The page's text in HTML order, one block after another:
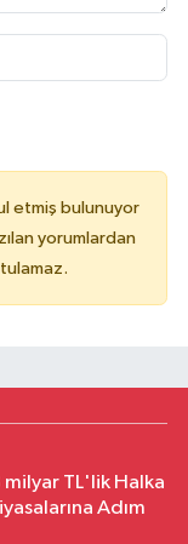
etmiş bulunuyor
yorumlardan
TL'lik Halka
Adım